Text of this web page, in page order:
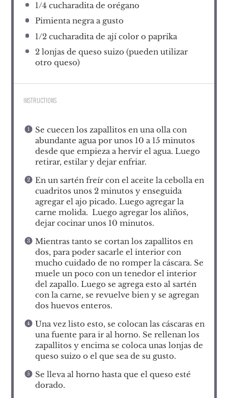
1/4 cucharadita de orégano
Pimienta negra a gusto
1/2cucharadita de ají color o paprika
2lonjas de queso suizo (pueden utilizar
otro queso)
INSTRUCTIONS
Se cuecen los zapallitos en una olla con
abundante agua por unos 10 a 15 minutos
desde que empieza a hervir el agua. Luego
retirar, estilar y dejar enfriar.
En un sartén freír con el aceite la cebolla en
cuadritos unos 2 minutos y enseguida
agregar el ajo picado. Luego agregar la
carne molida. Luego agregar los aliños,
dejar cocinar unos 10 minutos.
Mientras tanto se cortan los zapallitos en
dos, para poder sacarle el interior con
mucho cuidado de no romper la cáscara. Se
muele un poco con un tenedor el interior
del zapallo. Luego se agrega esto al sartén
con la carne, se revuelve bien y se agregan
dos huevos enteros.
Una vez listo esto, se colocan las cáscaras en
una fuente para ir al horno. Se rellenan los
zapallitos y encima se coloca unas lonjas de
queso suizo o el que sea de su gusto.
Se lleva al horno hasta que el queso esté
dorado.